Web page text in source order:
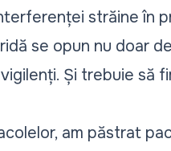
străine în
se opun nu doar
Și trebuie să
am păstrat